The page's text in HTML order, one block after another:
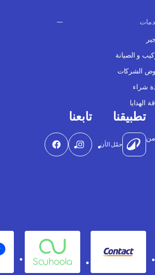
و الصيانة
الشركات
شراء
الهدايا
من
تطبيقنا
حمّل الأن
تابعنا
Contact
Souhoola